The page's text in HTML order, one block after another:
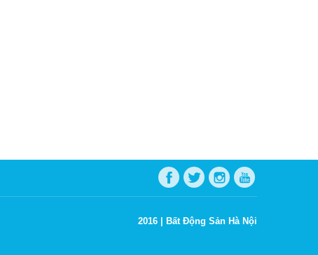
2016 | Bất Động Sản Hà Nội